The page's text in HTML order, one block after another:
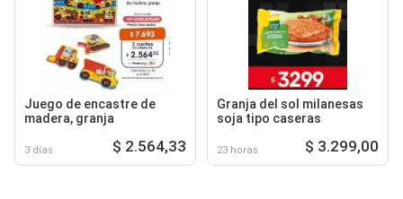
Juego de encastre de
madera, granja
3 días $ 2.564,33
Granja del sol milanesas
soja tipo caseras
23 horas $ 3.299,00